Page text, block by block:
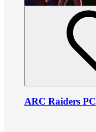
ARC Raiders PC